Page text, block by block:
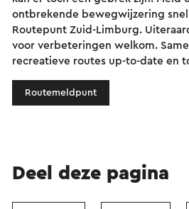
ontbrekende bewegwijzering
Routepunt Zuid-Limburg.
voor verbeteringen welkom.
recreatieve routes up-to-date en
Routemeldpunt
Deel deze pagina